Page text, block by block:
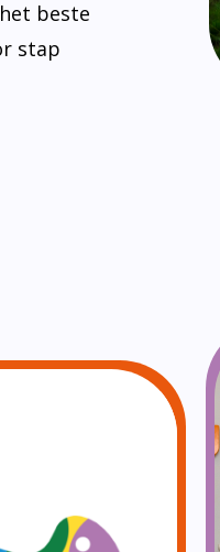
beste
stap